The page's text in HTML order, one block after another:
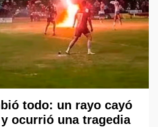
todo: un rayo cayó
ocurrió una tragedia